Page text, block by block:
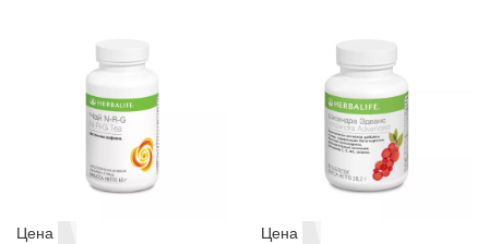
Цена
Цена